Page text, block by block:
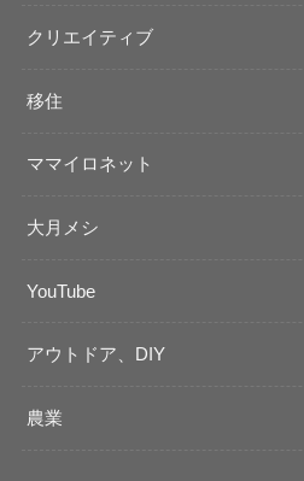
クリエイティブ
移住
ママイロネット
大月メシ
YouTube
アウトドア、DIY
農業